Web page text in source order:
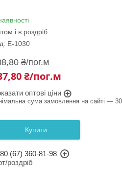
і в роздріб
Е-1030
₴/пог.м
₴/пог.м
оптові ціни
сума замовлення на сайті —
Купити
(67) 360-81-98
роздріб